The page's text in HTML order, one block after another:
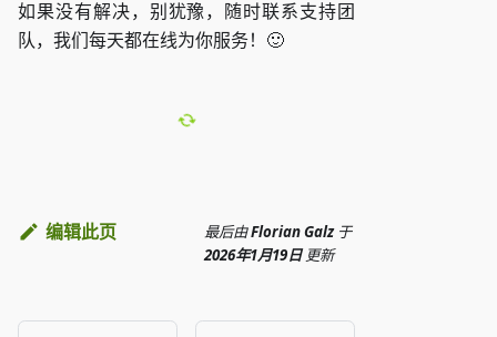
如果没有解决，别犹豫，随时联系支持团
队，我们每天都在线为你服务！🙂
编辑此页 最后由Florian Galz 于
2026年1月19日 更新